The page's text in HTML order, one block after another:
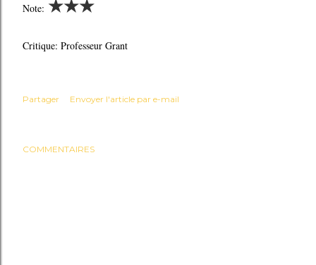
Note: ★★★
Critique: Professeur Grant
Partager Envoyer l'article par e-mail
COMMENTAIRES